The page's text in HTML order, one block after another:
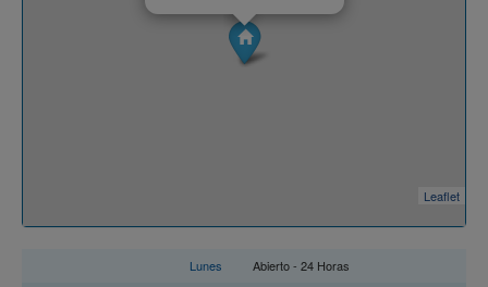
Leaflet
Lunes
Abierto - 24 Horas